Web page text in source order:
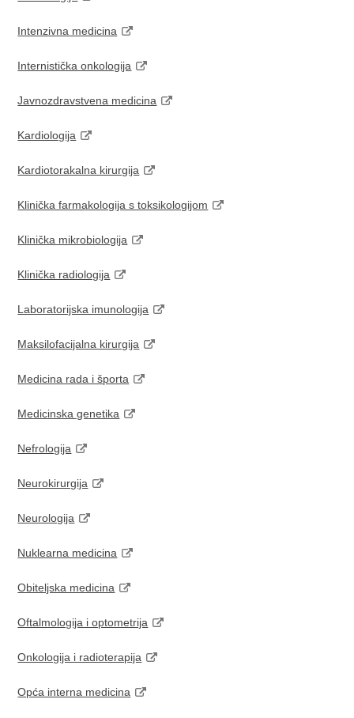
Intenzivna medicina
Internistička onkologija
Javnozdravstvena medicina
Kardiologija
Kardiotorakalna kirurgija
Klinička farmakologija s toksikologijom
Klinička mikrobiologija
Klinička radiologija
Laboratorijska imunologija
Maksilofacijalna kirurgija
Medicina rada i športa
Medicinska genetika
Nefrologija
Neurokirurgija
Neurologija
Nuklearna medicina
Obiteljska medicina
Oftalmologija i optometrija
Onkologija i radioterapija
Opća interna medicina